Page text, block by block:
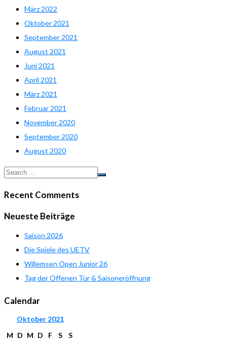
März 2022
Oktober 2021
September 2021
August 2021
Juni 2021
April 2021
März 2021
Februar 2021
November 2020
September 2020
August 2020
Recent Comments
Neueste Beiträge
Saison 2026
Die Spiele des UETV
Willemsen Open Junior 26
Tag der Offenen Tür & Saisoneröffnung
Calendar
Oktober 2021
M D M D F S
S